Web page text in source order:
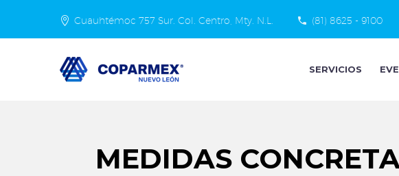
Cuauhtémoc 757 Sur. Col. Centro, Mty. N.L. (81) 8625 - 9100
SERVICIOS
MEDIDAS